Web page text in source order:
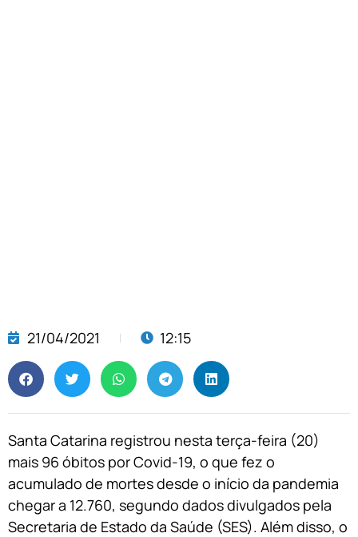
21/04/2021 12:15
Santa Catarina registrou nesta terça-feira (20)
mais 96 óbitos por Covid-19, o que fez o
acumulado de mortes desde o início da pandemia
chegar a 12.760, segundo dados divulgados pela
Secretaria de Estado da Saúde (SES). Além disso, o